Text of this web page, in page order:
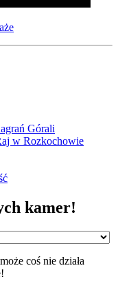
Górali
w Rozkochowie
kamer!
coś nie działa